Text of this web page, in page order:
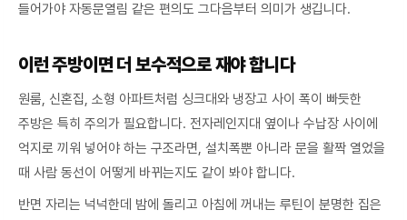
들어가야 자동문열림 같은 편의도 그다음부터 의미가 생깁니다.
이런 주방이면 더 보수적으로 재야 합니다
원룸, 신혼집, 소형 아파트처럼 싱크대와 냉장고 사이 폭이 빠듯한
주방은 특히 주의가 필요합니다. 전자레인지대 옆이나 수납장 사이에
억지로 끼워 넣어야 하는 구조라면, 설치폭뿐 아니라 문을 활짝 열었을
때 사람 동선이 어떻게 바뀌는지도 같이 봐야 합니다.
반면 자리는 넉넉한데 밤에 돌리고 아침에 꺼내는 루틴이 분명한 집은